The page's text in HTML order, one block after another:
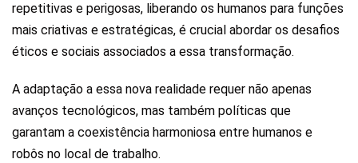
repetitivas e perigosas, liberando os humanos para funções
mais criativas e estratégicas, é crucial abordar os desafios
éticos e sociais associados a essa transformação.
A adaptação a essa nova realidade requer não apenas
avanços tecnológicos, mas também políticas que
garantam a coexistência harmoniosa entre humanos e
robôs no local de trabalho.